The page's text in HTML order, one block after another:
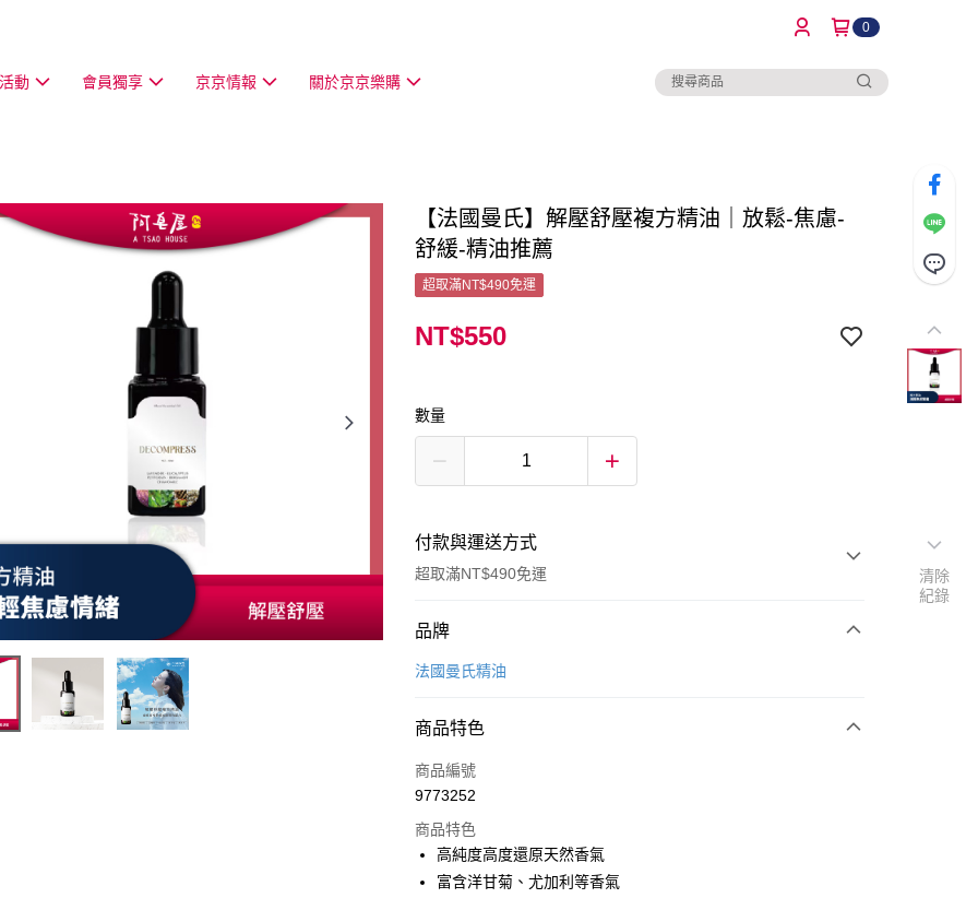
0
動 會員獨享 京京情報 關於京京樂購
【法國曼氏】解壓舒壓複方精油｜放鬆-焦慮-
舒緩-精油推薦
超取滿NT$490免運
NT$550
數量
付款與運送方式
超取滿NT$490免運
付款方式
信用卡一次付款
Apple Pay
街口支付
全盈+PAY
品牌
法國曼氏精油
商品特色
商品編號
9773252
商品特色
高純度高度還原天然香氣
富含洋甘菊、尤加利等香氣
清除
紀錄